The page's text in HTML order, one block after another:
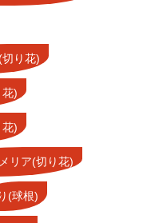
り花)
)
)
リア(切り花)
(球根)